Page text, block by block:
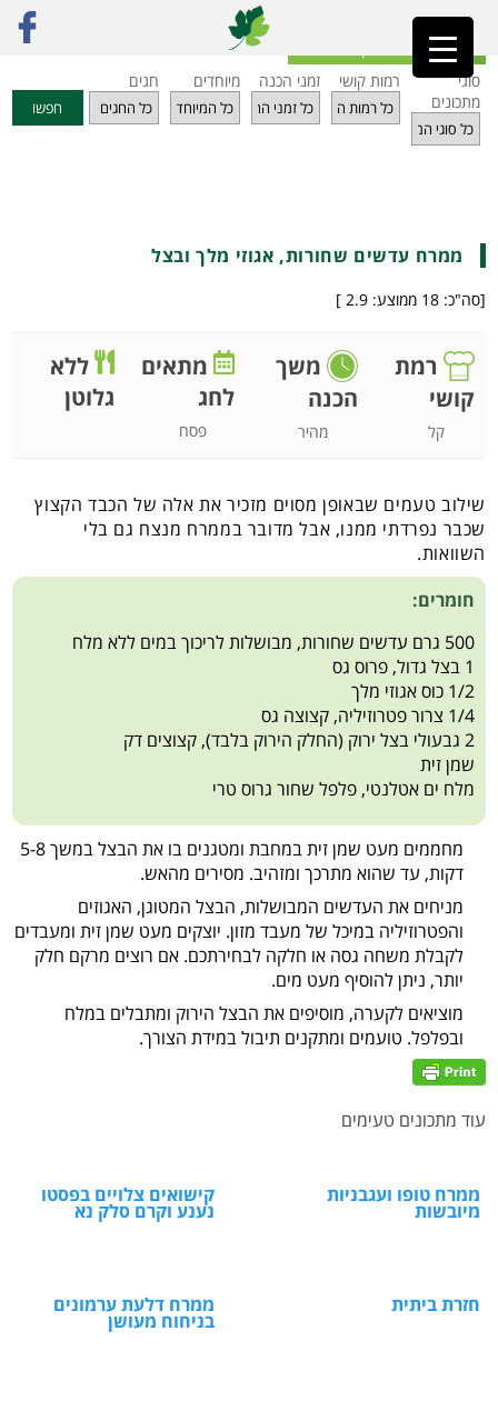
ראשי»מתכונים ממרח עדשים שחורות, אגוזי מלך ובצל
חזרה לאינדקס מתכונים
סוגי
מתכונים
רמות קושי זמני הכנה מיוחדים חגים
חפשו
ממרח עדשים שחורות, אגוזי מלך ובצל
[סה"כ: 18 ממוצע: 2.9
]
רמת
קושי
קל
משך
הכנה
מהיר
מתאים
לחג
פסח
ללא
גלוטן
שילוב טעמים שבאופן מסוים מזכיר את אלה של הכבד הקצוץ
שכבר נפרדתי ממנו, אבל מדובר בממרח מנצח גם בלי
השוואות.
חומרים:
500 גרם עדשים שחורות, מבושלות לריכוך במים ללא מלח
1 בצל גדול, פרוס גס
1/2 כוס אגוזי מלך
1/4 צרור פטרוזיליה, קצוצה גס
2 גבעולי בצל ירוק (החלק הירוק בלבד), קצוצים דק
שמן זית
מלח ים אטלנטי, פלפל שחור גרוס טרי
מחממים מעט שמן זית במחבת ומטגנים בו את הבצל במשך 5-8
דקות, עד שהוא מתרכך ומזהיב. מסירים מהאש.
מניחים את העדשים המבושלות, הבצל המטוגן, האגוזים
והפטרוזיליה במיכל של מעבד מזון. יוצקים מעט שמן זית ומעבדים
לקבלת משחה גסה או חלקה לבחירתכם. אם רוצים מרקם חלק
יותר, ניתן להוסיף מעט מים.
מוציאים לקערה, מוסיפים את הבצל הירוק ומתבלים במלח
ובפלפל. טועמים ומתקנים תיבול במידת הצורך.
עוד מתכונים טעימים
ממרח טופו ועגבניות
מיובשות
קישואים צלויים בפסטו
נענע וקרם סלק נא
חזרת ביתית ממרח דלעת ערמונים
בניחוח מעושן